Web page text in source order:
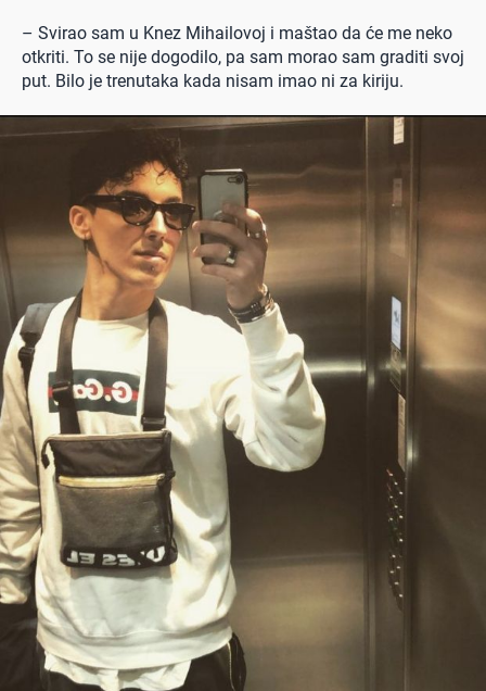
– Svirao sam u Knez Mihailovoj i maštao da će me neko
otkriti. To se nije dogodilo, pa sam morao sam graditi svoj
put. Bilo je trenutaka kada nisam imao ni za kiriju.